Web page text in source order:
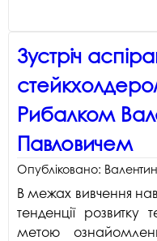
Зустріч
Рибалком
Павловичем
Опубліковано:
В межах вивчення
тенденції розвитку
метою